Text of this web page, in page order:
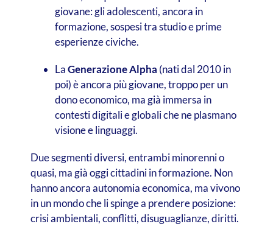
giovane: gli adolescenti, ancora in
formazione, sospesi tra studio e prime
esperienze civiche.
LaGenerazione Alpha (nati dal 2010 in
poi) è ancora più giovane, troppo per un
dono economico, ma già immersa in
contesti digitali e globali che ne plasmano
visione e linguaggi.
Due segmenti diversi, entrambi minorenni o
quasi, ma già oggi cittadini in formazione. Non
hanno ancora autonomia economica, ma vivono
in un mondo che li spinge a prendere posizione:
crisi ambientali, conflitti, disuguaglianze, diritti.